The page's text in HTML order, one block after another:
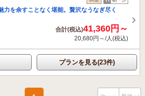
力を余すことなく堪能。贅沢なうなぎ尽く
合計(税込)41,360円～
20,680円～/人(税込)
プランを見る(23件)